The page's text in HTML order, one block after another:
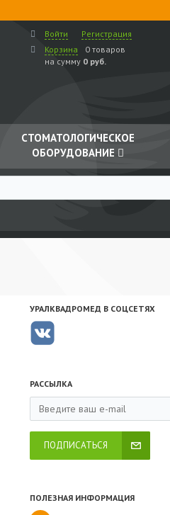
Войти
Регистрация
Корзина
0 товаров
на сумму 0 руб.
СТОМАТОЛОГИЧЕСКОЕ
ОБОРУДОВАНИЕ
УРАЛКВАДРОМЕД В СОЦСЕТЯХ
РАССЫЛКА
ПОДПИСАТЬСЯ
ПОЛЕЗНАЯ ИНФОРМАЦИЯ